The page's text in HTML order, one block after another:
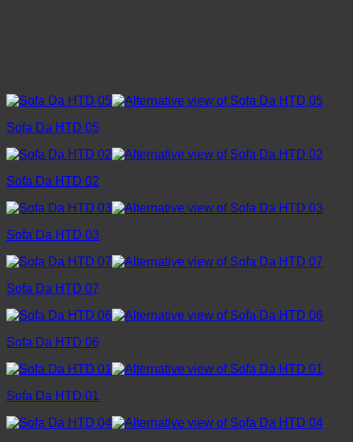
Sofa Da HTD 05
Sofa Da HTD 02
Sofa Da HTD 03
Sofa Da HTD 07
Sofa Da HTD 06
Sofa Da HTD 01